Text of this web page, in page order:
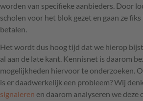
worden van specifieke aanbieders. Door
scholen voor het blok gezet en gaan ze
betalen.
Het wordt dus hoog tijd dat we hierop
al aan de late kant. Kennisnet is daarom
mogelijkheden hiervoor te onderzoeken.
is er daadwerkelijk een probleem? Wij
signaleren en daarom analyseren we